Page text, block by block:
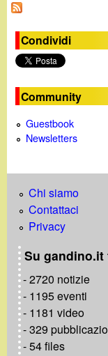
g
i
n
e
Condividi
Community
Guestbook
Newsletters
Chi siamo
Contattaci
Privacy
Su
- 2720 notizie
- 1195 eventi
- 1181 video
- 329
- 54 files